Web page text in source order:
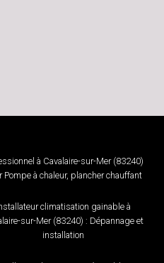
à Cavalaire-sur-Mer (83240)
Pompe à chaleur, plancher chauffant
climatisation gainable à
sur-Mer (83240) : Dépannage et
installation